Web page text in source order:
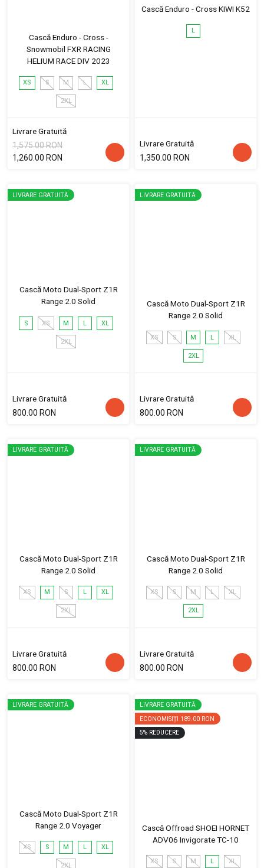
Cască Enduro - Cross -
Snowmobil FXR RACING
HELIUM RACE DIV 2023
XS S M L XL
2XL
Livrare Gratuită
1,575.00 RON
1,260.00 RON
Cască Enduro - Cross KIWI K52
L
Livrare Gratuită
1,350.00 RON
LIVRARE GRATUITĂ
Cască Moto Dual-Sport Z1R
Range 2.0 Solid
S XS M L XL
2XL
Livrare Gratuită
800.00 RON
LIVRARE GRATUITĂ
Cască Moto Dual-Sport Z1R
Range 2.0 Solid
XS S M L XL
2XL
Livrare Gratuită
800.00 RON
LIVRARE GRATUITĂ
Cască Moto Dual-Sport Z1R
Range 2.0 Solid
XS M S L XL
2XL
Livrare Gratuită
800.00 RON
LIVRARE GRATUITĂ
Cască Moto Dual-Sport Z1R
Range 2.0 Solid
XS S M L XL
2XL
Livrare Gratuită
800.00 RON
LIVRARE GRATUITĂ
Cască Moto Dual-Sport Z1R
Range 2.0 Voyager
XS S M L XL
2XL
LIVRARE GRATUITĂ
ECONOMISIȚI 189.00 RON
5% REDUCERE
Cască Offroad SHOEI HORNET
ADV06 Invigorate TC-10
XS S M L XL